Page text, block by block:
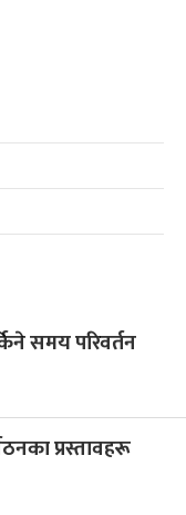
समय परिवर्तन
प्रस्तावहरू